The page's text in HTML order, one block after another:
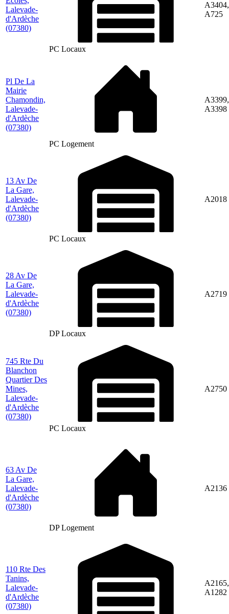
Lalevade-
d'Ardèche
(07380)
PC Locaux
A3404,
A725
Pl De La
Mairie
Chamondin,
Lalevade-
d'Ardèche
(07380)
PC Logement
A3399,
A3398
13 Av De
La Gare,
Lalevade-
d'Ardèche
(07380)
PC Locaux
A2018
28 Av De
La Gare,
Lalevade-
d'Ardèche
(07380)
DP Locaux
A2719
745 Rte Du
Blanchon
Quartier Des
Mines,
Lalevade-
d'Ardèche
(07380)
PC Locaux
A2750
63 Av De
La Gare,
Lalevade-
d'Ardèche
(07380)
DP Logement
A2136
110 Rte Des
Tanins,
Lalevade-
d'Ardèche
(07380)
A2165,
A1282